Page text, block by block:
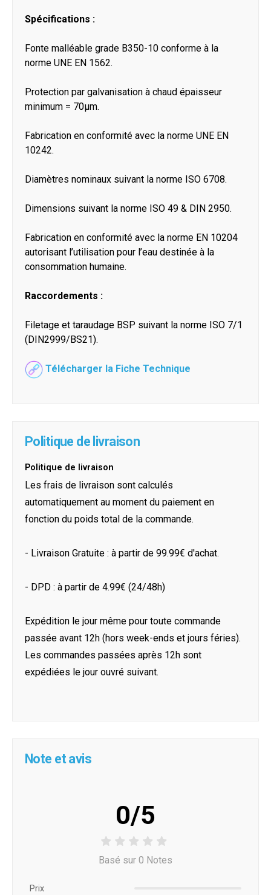
Spécifications :
Fonte malléable grade B350-10 conforme à la
norme UNE EN 1562.
Protection par galvanisation à chaud épaisseur
minimum = 70μm.
Fabrication en conformité avec la norme UNE EN
10242.
Diamètres nominaux suivant la norme ISO 6708.
Dimensions suivant la norme ISO 49 & DIN 2950.
Fabrication en conformité avec la norme EN 10204
autorisant l’utilisation pour l’eau destinée à la
consommation humaine.
Raccordements :
Filetage et taraudage BSP suivant la norme ISO 7/1
(DIN2999/BS21).
Télécharger la Fiche Technique
Politique de livraison
Politique de livraison
Les frais de livraison sont calculés
automatiquement au moment du paiement en
fonction du poids total de la commande.
- Livraison Gratuite : à partir de 99.99€ d'achat.
- DPD : à partir de 4.99€ (24/48h)
Expédition le jour même pour toute commande
passée avant 12h (hors week-ends et jours féries).
Les commandes passées après 12h sont
expédiées le jour ouvré suivant.
Note et avis
0/5
Basé sur 0 Notes
Prix ​​